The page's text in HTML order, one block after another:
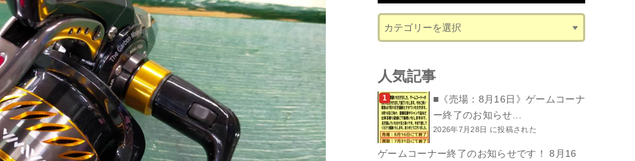
人気記事
■《売場：8月16日》ゲームコーナ
ー終了のお知らせ...
2026年7月28日 に投稿された
ゲームコーナー終了のお知らせです！ 8月16